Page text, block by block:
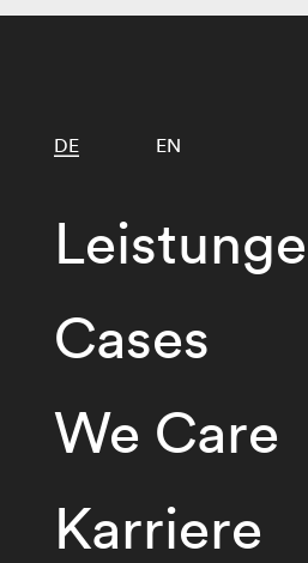
Cases
We Care
Karriere
DE EN